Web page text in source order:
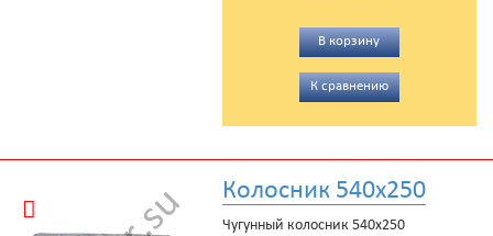
В корзину
К сравнению
Колосник 540x250
Чугунный колосник 540x250